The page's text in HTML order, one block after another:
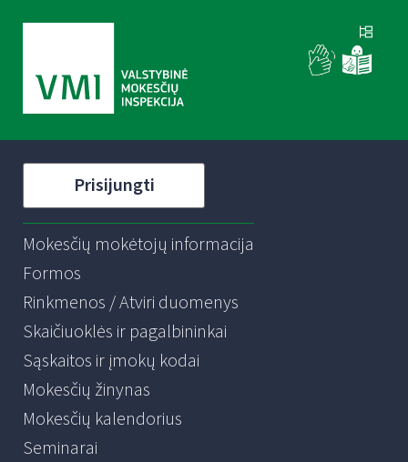
Prisijungti
Mokesčių mokėtojų informacija
Formos
Rinkmenos / Atviri duomenys
Skaičiuoklės ir pagalbininkai
Sąskaitos ir įmokų kodai
Mokesčių žinynas
Mokesčių kalendorius
Seminarai